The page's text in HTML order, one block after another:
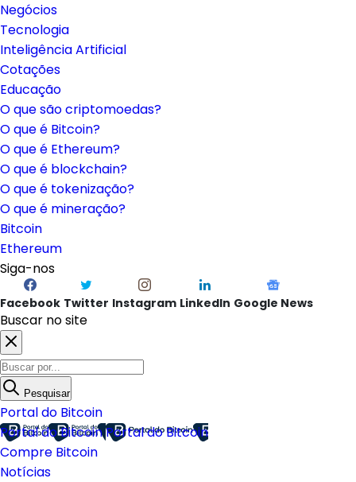
Negócios
Tecnologia
Inteligência Artificial
Cotações
Educação
O que são criptomoedas?
O que é Bitcoin?
O que é Ethereum?
O que é blockchain?
O que é tokenização?
O que é mineração?
Bitcoin
Ethereum
Siga-nos
Facebook Twitter Instagram LinkedIn Google News
Buscar no site
Pesquisar
Portal do Bitcoin
Portal do BitcoinPortal do Bitcoin
Compre Bitcoin
Notícias